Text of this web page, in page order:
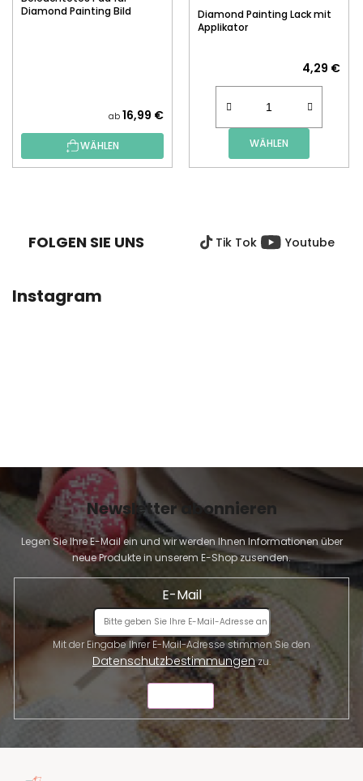
Diamond Painting Bild
ab 16,99 €
WÄHLEN
Diamond Painting Lack mit
Applikator
4,29 €
WÄHLEN
FOLGEN SIE UNS Tik Tok Youtube
Instagram
Newsletter abonnieren
Legen Sie Ihre E-Mail ein und wir werden Ihnen Informationen über
neue Produkte in unserem E-Shop zusenden.
E-Mail
Datenschutzbestimmungenzu.